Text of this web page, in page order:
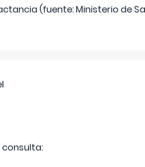
(fuente: Ministerio de